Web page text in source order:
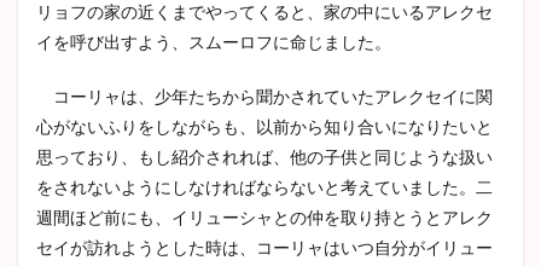
自殺
3
二
編
誤審
3.1
公判
の開
始
リョフの家の近くまでやってくると、家の中にいるアレクセ
イを呼び出すよう、スムーロフに命じました。
コーリャは、少年たちから聞かされていたアレクセイに関
心がないふりをしながらも、以前から知り合いになりたいと
思っており、もし紹介されれば、他の子供と同じような扱い
をされないようにしなければならないと考えていました。二
週間ほど前にも、イリューシャとの仲を取り持とうとアレク
セイが訪れようとした時は、コーリャはいつ自分がイリュー